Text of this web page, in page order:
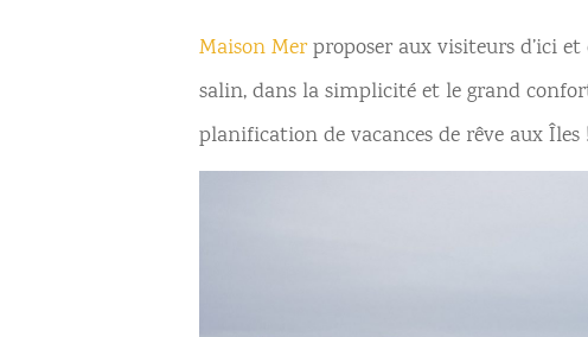
Maison Merproposer aux visiteurs d’ici et
salin, dans la simplicité et le grand
planification de vacances de rêve aux Îles !